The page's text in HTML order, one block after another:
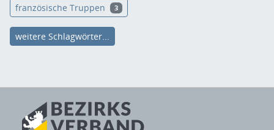
französische Truppen 3
weitere Schlagwörter...